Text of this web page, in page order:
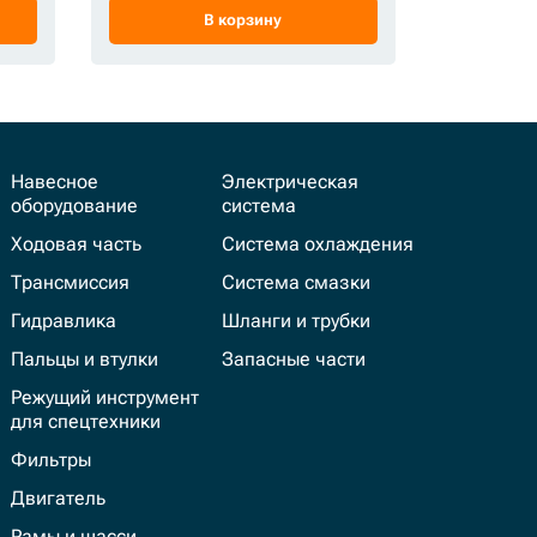
В корзину
Навесное
оборудование
Ходовая часть
Трансмиссия
Гидравлика
Пальцы и втулки
Режущий инструмент
для спецтехники
Фильтры
Двигатель
Электрическая
система
Система охлаждения
Система смазки
Шланги и трубки
Запасные части